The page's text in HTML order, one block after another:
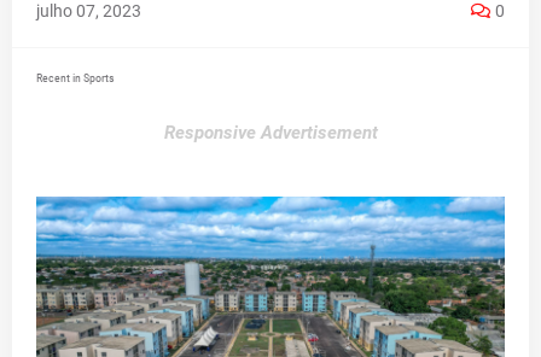
julho 07, 2023 0
Recent in Sports
Responsive Advertisement